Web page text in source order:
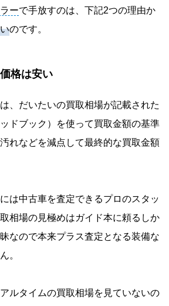
ーで手放すのは、下記2つの理由か
のです。
格は安い
、だいたいの買取相場が記載された
ドブック）を使って買取金額の基準
れなどを減点して最終的な買取金額
には中古車を査定できるプロのスタッ
相場の見極めはガイド本に頼るしか
なので本来プラス査定となる装備な
。
ルタイムの買取相場を見ていないの